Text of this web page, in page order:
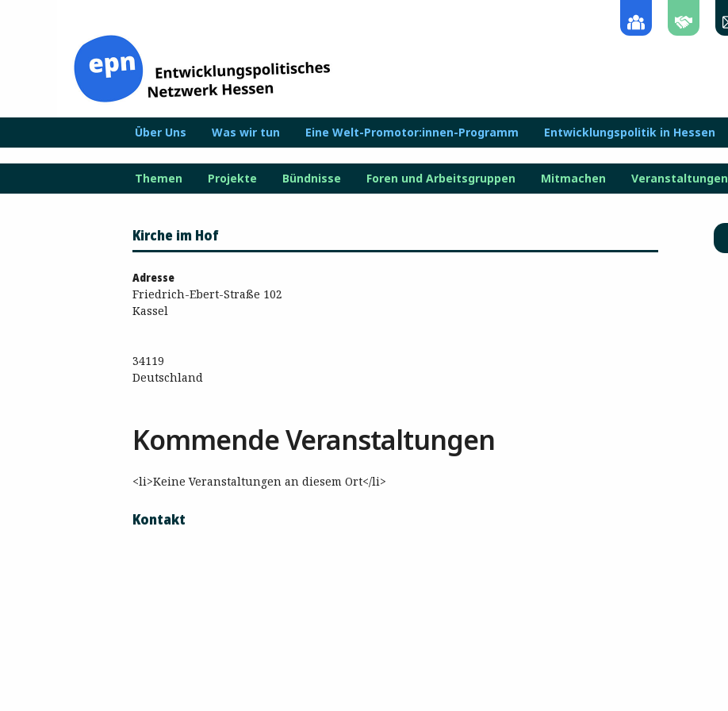
Über Uns Was wir tun Eine Welt-Promotor:innen-Programm Entwicklungspolitik in Hessen
Themen Projekte Bündnisse Foren und Arbeitsgruppen Mitmachen Veranstaltungen
Kirche im Hof
Adresse
Friedrich-Ebert-Straße 102
Kassel
34119
Deutschland
Kommende Veranstaltungen
<li>Keine Veranstaltungen an diesem Ort</li>
Kontakt